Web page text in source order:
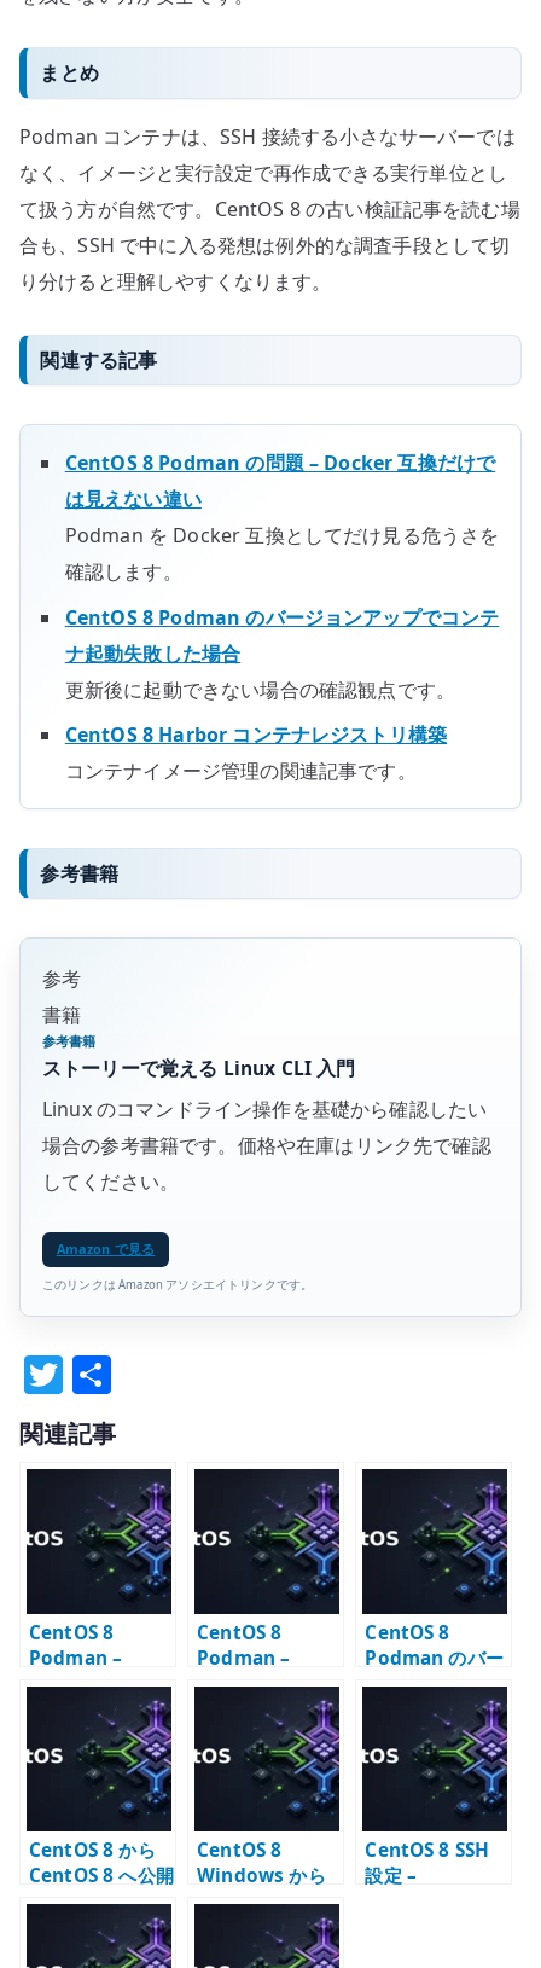
まとめ
Podman コンテナは、SSH 接続する小さなサーバーでは
なく、イメージと実行設定で再作成できる実行単位とし
て扱う方が自然です。CentOS 8 の古い検証記事を読む場
合も、SSH で中に入る発想は例外的な調査手段として切
り分けると理解しやすくなります。
関連する記事
CentOS 8 Podman の問題 – Docker 互換だけで
は見えない違い
Podman を Docker 互換としてだけ見る危うさを
確認します。
CentOS 8 Podman のバージョンアップでコンテ
ナ起動失敗した場合
更新後に起動できない場合の確認観点です。
CentOS 8 Harbor コンテナレジストリ構築
コンテナイメージ管理の関連記事です。
参考書籍
参考
書籍
参考書籍
ストーリーで覚える Linux CLI 入門
Linux のコマンドライン操作を基礎から確認したい
場合の参考書籍です。価格や在庫はリンク先で確認
してください。
Amazon で見る
このリンクは Amazon アソシエイトリンクです。
T
w
it
te
r
有
関連記事
CentOS 8
Podman –
Error adding
network:
failed の確認ポ
イント
CentOS 8
Podman –
Docker 互換だ
けでは見えない
CentOS 8
Podman のバー
ジョンアップで
コンテナ起動失
敗した場合
CentOS 8 から
CentOS 8 へ公開
鍵認証で SSH 接
CentOS 8
Windows から
公開鍵認証で
SSH 接続する
CentOS 8 SSH
設定 –